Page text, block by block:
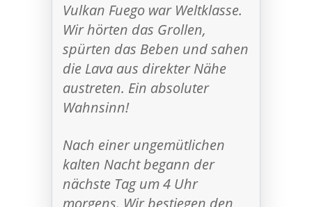
Vulkan Fuego war Weltklasse.
Wir hörten das Grollen,
spürten das Beben und sahen
die Lava aus direkter Nähe
austreten. Ein absoluter
Wahnsinn!
Nach einer ungemütlichen
kalten Nacht begann der
nächste Tag um 4 Uhr
morgens. Wir bestiegen den